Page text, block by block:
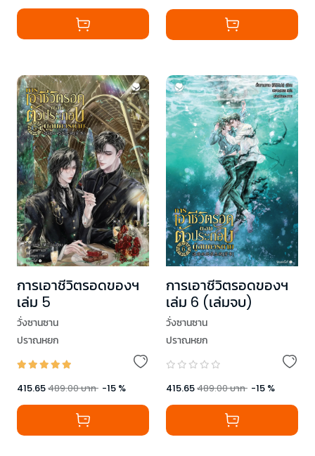
การเอาชีวิตรอดของฯ
เล่ม 5
วั่งซานซาน
ปราณหยก
415.65489.00บาท -15 %
การเอาชีวิตรอดของฯ
เล่ม 6 (เล่มจบ)
วั่งซานซาน
ปราณหยก
415.65489.00บาท -15 %